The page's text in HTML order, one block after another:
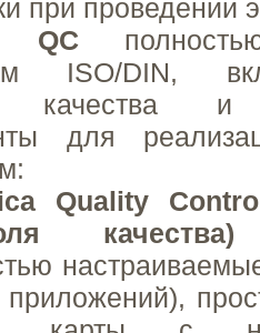
при проведении
QCполностью
ISO/DIN,
качества и
для
Quality
качества)
приложений),